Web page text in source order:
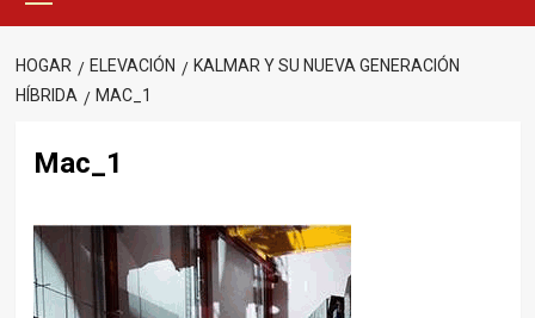
HOGAR ELEVACIÓN
KALMAR Y SU NUEVA GENERACIÓN
HÍBRIDA
MAC_1
Mac_1